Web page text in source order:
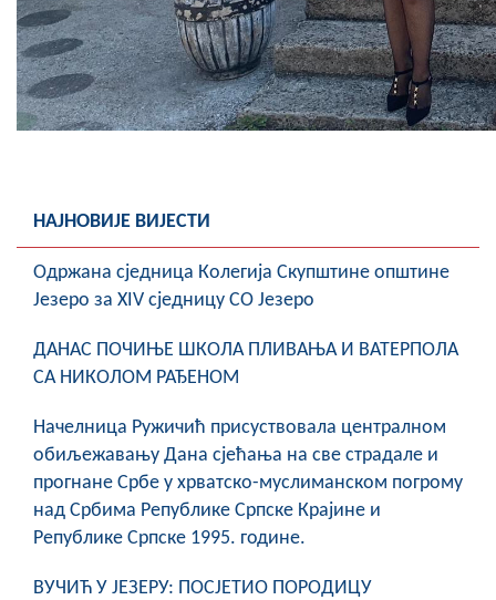
НАЈНОВИЈЕ ВИЈЕСТИ
Oдржана сједница Колегија Скупштине општине
Језеро за XIV сједницу СО Језеро
ДАНАС ПОЧИЊЕ ШКОЛА ПЛИВАЊА И ВАТЕРПОЛА
СА НИКОЛОМ РАЂЕНОМ
Начелница Ружичић присуствовала централном
обиљежавању Дана сјећања на све страдале и
прогнане Србе у хрватско-муслиманском погрому
над Србима Републике Српске Крајине и
Републике Српске 1995. године.
ВУЧИЋ У ЈЕЗЕРУ: ПОСЈЕТИО ПОРОДИЦУ